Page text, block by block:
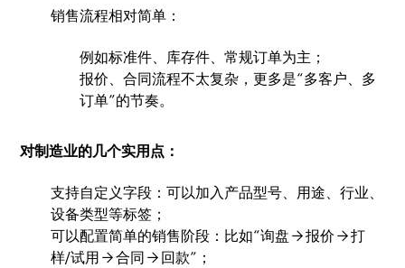
销售流程相对简单：
例如标准件、库存件、常规订单为主；
报价、合同流程不太复杂，更多是“多客户、多
订单”的节奏。
对制造业的几个实用点：
支持自定义字段：可以加入产品型号、用途、行业、
设备类型等标签；
可以配置简单的销售阶段：比如“询盘 → 报价 → 打
样/试用 → 合同 → 回款”；